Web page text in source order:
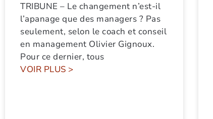
TRIBUNE – Le changement n’est-il
l’apanage que des managers ? Pas
seulement, selon le coach et conseil
en management Olivier Gignoux.
Pour ce dernier, tous
VOIR PLUS >